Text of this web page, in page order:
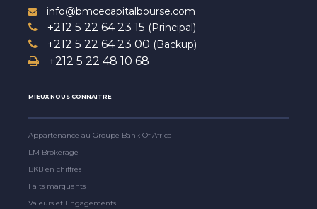
info@bmcecapitalbourse.com
+212 5 22 64 23 15 (Principal)
+212 5 22 64 23 00 (Backup)
+212 5 22 48 10 68
MIEUX NOUS CONNAITRE
Appartenance au Groupe Bank Of Africa
LM Brokerage
BKB en chiffres
Faits marquants
Valeurs et Engagements